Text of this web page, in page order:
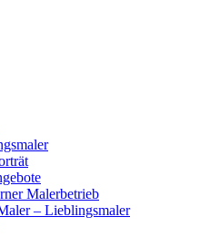
Malerbetrieb
– Lieblingsmaler